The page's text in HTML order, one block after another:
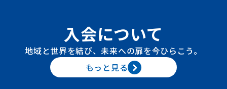
入会について
地域と世界を結び、未来への扉を今ひらこう。
もっと見る